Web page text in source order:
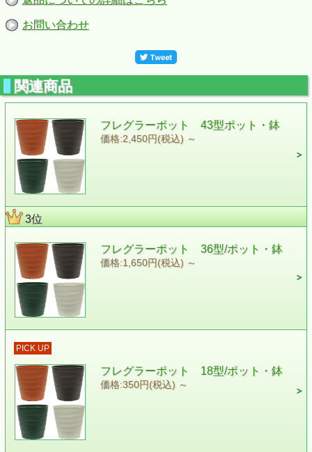
お問い合わせ
関連商品
フレグラーポット 43型ポット・鉢
価格:2,450円(税込) ～
3位
フレグラーポット 36型/ポット・鉢
価格:1,650円(税込) ～
PICK UP
フレグラーポット 18型/ポット・鉢
価格:350円(税込) ～